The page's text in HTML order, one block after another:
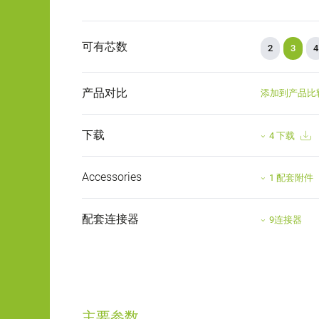
可有芯数 2 3 4
产品对比 添加到产品比
下载 4 下载
Accessories 1 配套附件
配套连接器 9连接器